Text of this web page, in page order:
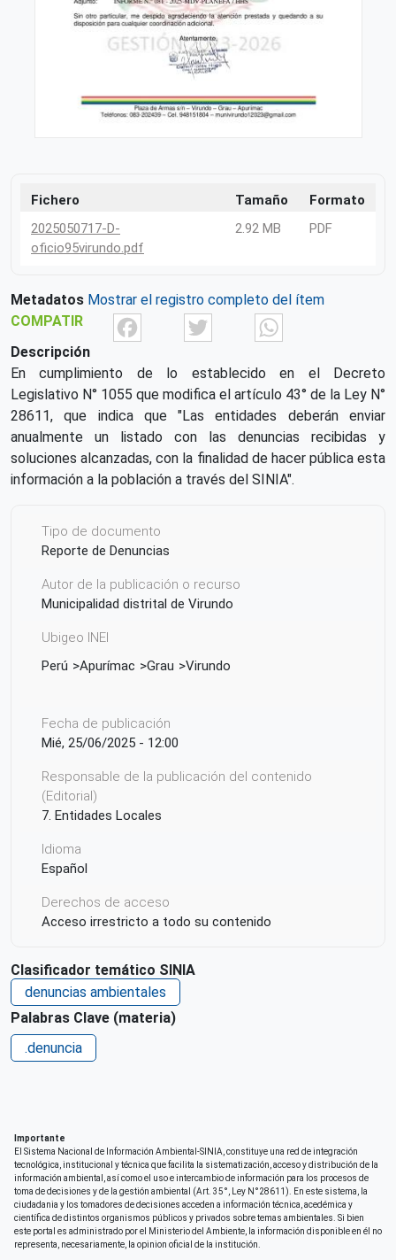
Fichero Tamaño
Formato
2025050717-D-
oficio95virundo.pdf
2.92 MB PDF
Metadatos Mostrar el registro completo del ítem
COMPATIR
FacebookTwitter
Descripción
En cumplimiento de lo establecido en el Decreto
Legislativo N° 1055 que modifica el artículo 43° de la Ley N°
28611, que indica que "Las entidades deberán enviar
anualmente un listado con las denuncias recibidas y
soluciones alcanzadas, con la finalidad de hacer pública esta
información a la población a través del SINIA".
Tipo de documento
Reporte de Denuncias
Autor de la publicación o recurso
Municipalidad distrital de Virundo
Ubigeo INEI
Perú
Apurímac Grau Virundo
Fecha de publicación
Mié, 25/06/2025 - 12:00
Responsable de la publicación del contenido
(Editorial)
7. Entidades Locales
Idioma
Español
Derechos de acceso
Acceso irrestricto a todo su contenido
Clasificador temático SINIA
denuncias ambientales
Palabras Clave (materia)
.denuncia
Importante
El Sistema Nacional de Información Ambiental-SINIA, constituye una red de integración
tecnológica, institucional y técnica que facilita la sistematización, acceso y distribución de la
información ambiental, así como el uso e intercambio de información para los procesos de
toma de decisiones y de la gestión ambiental (Art. 35°, Ley N°28611). En este sistema, la
ciudadania y los tomadores de decisiones acceden a información técnica, acedémica y
científica de distintos organismos públicos y privados sobre temas ambientales. Si bien
este portal es administrado por el Ministerio del Ambiente, la información disponible en él no
representa, necesariamente, la opinion oficial de la institución.